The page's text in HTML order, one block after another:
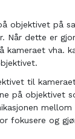
objektivet på
Når dette er
kameraet vha.
til
på objektivet
fokusere og